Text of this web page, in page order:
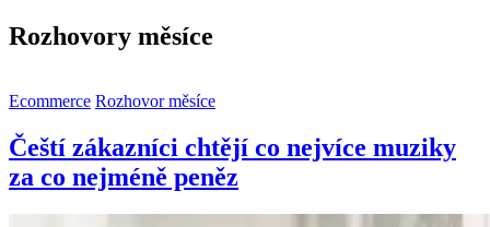
Rozhovory měsíce
Ecommerce Rozhovor měsíce
Čeští zákazníci chtějí co nejvíce muziky
za co nejméně peněz